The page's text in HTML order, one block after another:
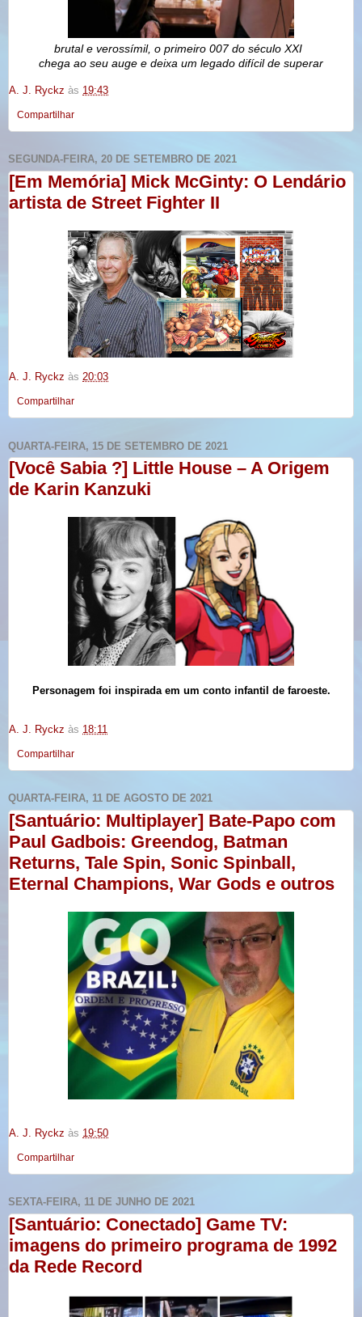
brutal e verossímil, o primeiro 007 do século XXI
chega ao seu auge e deixa um legado difícil de superar
A. J. Ryckz às 19:43
Compartilhar
SEGUNDA-FEIRA, 20 DE SETEMBRO DE 2021
[Em Memória] Mick McGinty: O Lendário
artista de Street Fighter II
A. J. Ryckz às 20:03
Compartilhar
QUARTA-FEIRA, 15 DE SETEMBRO DE 2021
[Você Sabia ?] Little House – A Origem
de Karin Kanzuki
Personagem foi inspirada em um conto infantil de faroeste.
A. J. Ryckz às 18:11
Compartilhar
QUARTA-FEIRA, 11 DE AGOSTO DE 2021
[Santuário: Multiplayer] Bate-Papo com
Paul Gadbois: Greendog, Batman
Returns, Tale Spin, Sonic Spinball,
Eternal Champions, War Gods e outros
A. J. Ryckz às 19:50
Compartilhar
SEXTA-FEIRA, 11 DE JUNHO DE 2021
[Santuário: Conectado] Game TV:
imagens do primeiro programa de 1992
da Rede Record